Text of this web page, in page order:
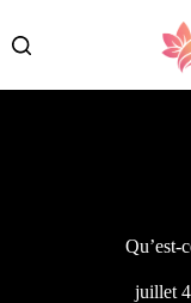
contenu
Qu’est-
juillet